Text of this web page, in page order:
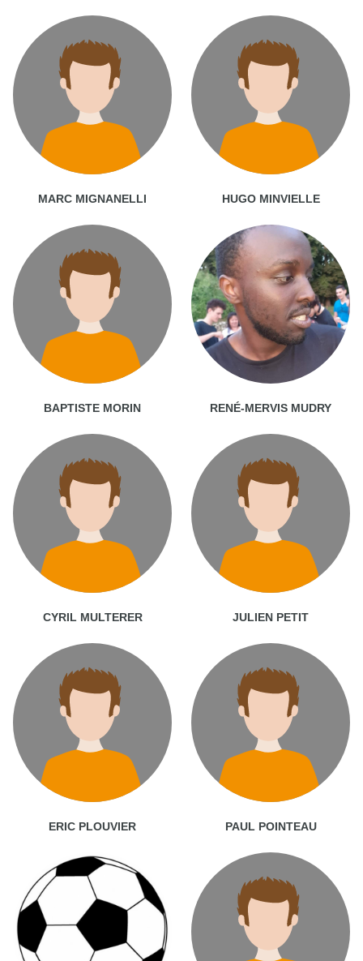
MARC MIGNANELLI HUGO MINVIELLE
BAPTISTE MORIN RENÉ-MERVIS MUDRY
CYRIL MULTERER JULIEN PETIT
ERIC PLOUVIER PAUL POINTEAU